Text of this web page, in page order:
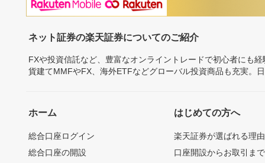
ネット証券の楽天証券についてのご紹介
FXや投資信託など、豊富なオンライントレードで初心者にも
貨建てMMFやFX、海外ETFなどグローバル投資商品も充実。
ホーム
総合口座ログイン
総合口座の開設
はじめての方へ
楽天証券が選ばれる理由
口座開設からお取引ま